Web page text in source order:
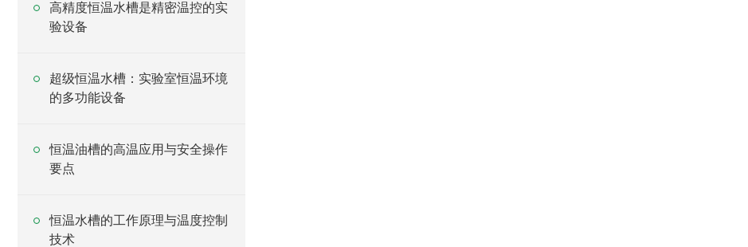
高精度恒温水槽是精密温控的实
验设备
超级恒温水槽：实验室恒温环境
的多功能设备
恒温油槽的高温应用与安全操作
要点
恒温水槽的工作原理与温度控制
技术